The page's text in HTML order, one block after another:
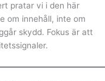
pratar vi i den här
om innehåll, inte om
skydd. Fokus är att